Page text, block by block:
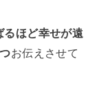
るほど幸せが遠
お伝えさせて